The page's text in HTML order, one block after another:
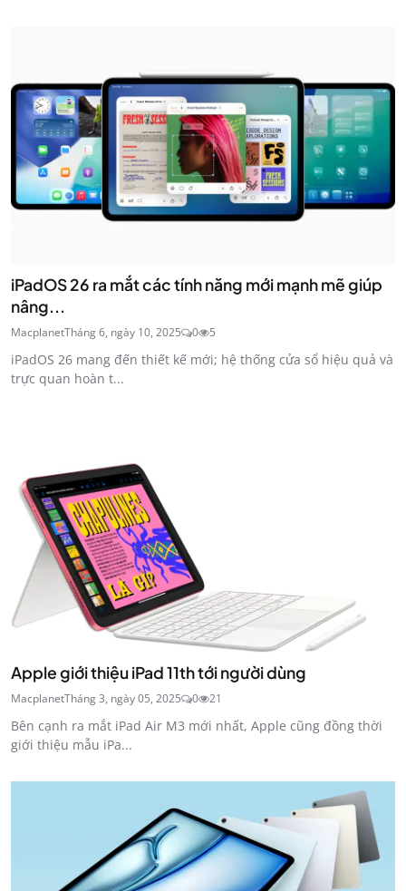
iPadOS 26 ra mắt các tính năng mới mạnh mẽ giúp
nâng...
MacplanetTháng 6, ngày 10, 2025 0 5
iPadOS 26 mang đến thiết kế mới; hệ thống cửa sổ hiệu quả và
trực quan hoàn t...
Apple giới thiệu iPad 11th tới người dùng
MacplanetTháng 3, ngày 05, 2025 0 21
Bên cạnh ra mắt iPad Air M3 mới nhất, Apple cũng đồng thời
giới thiệu mẫu iPa...